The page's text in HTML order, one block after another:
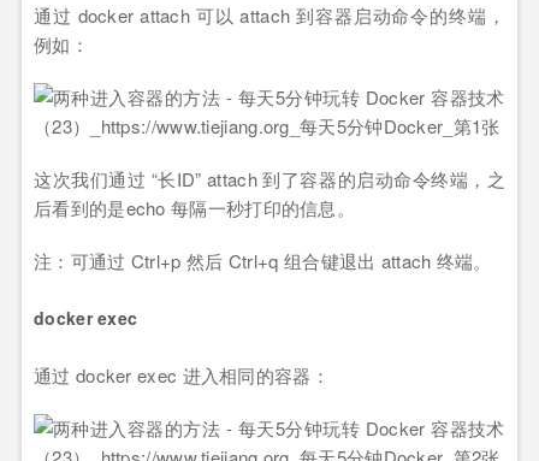
通过 docker attach 可以 attach 到容器启动命令的终端，
例如：
这次我们通过 “长ID” attach 到了容器的启动命令终端，之
后看到的是echo 每隔一秒打印的信息。
注：可通过 Ctrl+p 然后 Ctrl+q 组合键退出 attach 终端。
docker exec
通过 docker exec 进入相同的容器：